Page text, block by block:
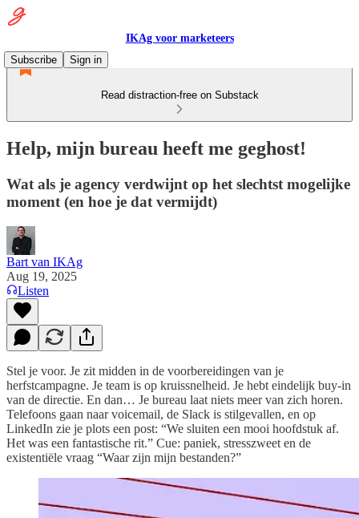
IKAg voor marketeers
Subscribe
Sign in
Read distraction-free on Substack
Help, mijn bureau heeft me geghost!
Wat als je agency verdwijnt op het slechtst mogelijke
moment (en hoe je dat vermijdt)
Bart van IKAg
Aug 19, 2025
Listen
Stel je voor. Je zit midden in de voorbereidingen van je
herfstcampagne. Je team is op kruissnelheid. Je hebt eindelijk buy-in
van de directie. En dan… Je bureau laat niets meer van zich horen.
Telefoons gaan naar voicemail, de Slack is stilgevallen, en op
LinkedIn zie je plots een post: “We sluiten een mooi hoofdstuk af.
Het was een fantastische rit.” Cue: paniek, stresszweet en de
existentiële vraag “Waar zijn mijn bestanden?”